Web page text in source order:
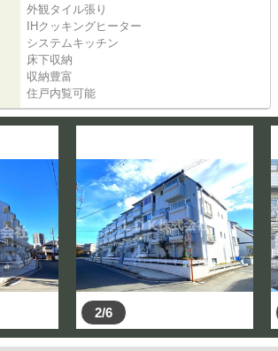
外観タイル張り
IHクッキングヒーター
システムキッチン
床下収納
収納豊富
住戸内覧可能
2/6